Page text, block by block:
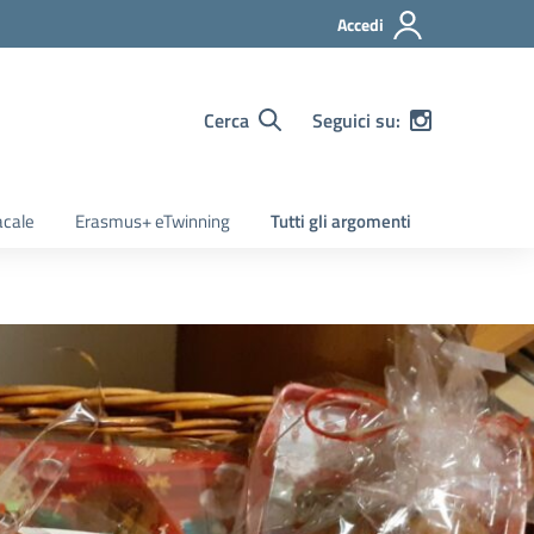
Accedi
Cerca Seguici su:
Erasmus+ eTwinning Tutti gli argomenti